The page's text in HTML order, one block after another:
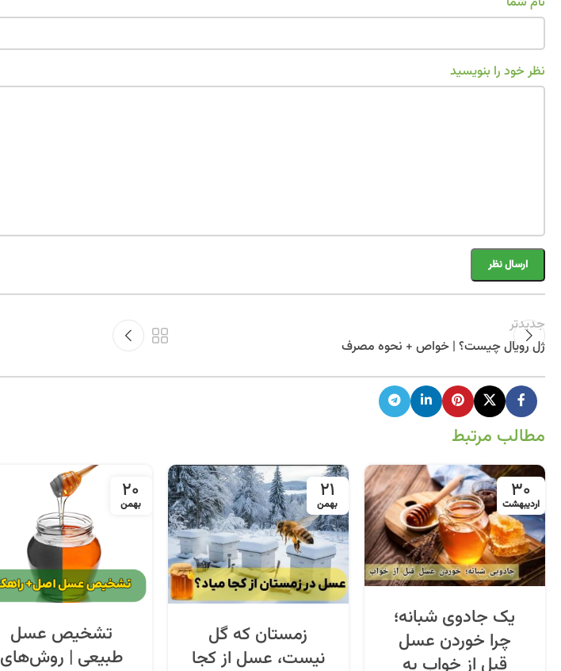
نظر خود را بنویسید
جدیدتر
ژل رویال چیست؟ | خواص + نحوه مصرف
مطالب مرتبط
30
اردیبهشت
یک جادوی شبانه؛
چرا خوردن عسل
قبل از خواب به
21
بهمن
زمستان که گل
نیست، عسل از کجا
20
بهمن
تشخیص عسل
طبیعی | روش‌های